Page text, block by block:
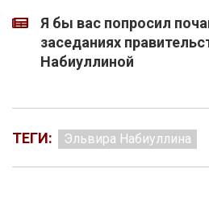
Я бы вас попросил
заседаниях
Набиуллиной
ТЕГИ: Эльвира Набиуллина